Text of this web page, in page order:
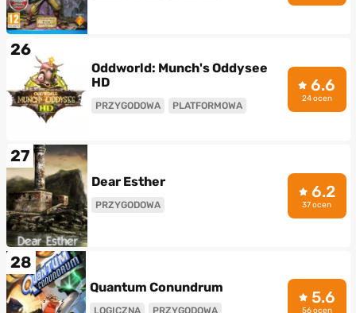
26
Oddworld: Munch's Oddysee
HD
PRZYGODOWA PLATFORMOWA
6.6
24 ocen
27
Dear Esther
PRZYGODOWA
6.2
37 ocen
28
Quantum Conundrum
LOGICZNA PRZYGODOWA
5.6
56 ocen